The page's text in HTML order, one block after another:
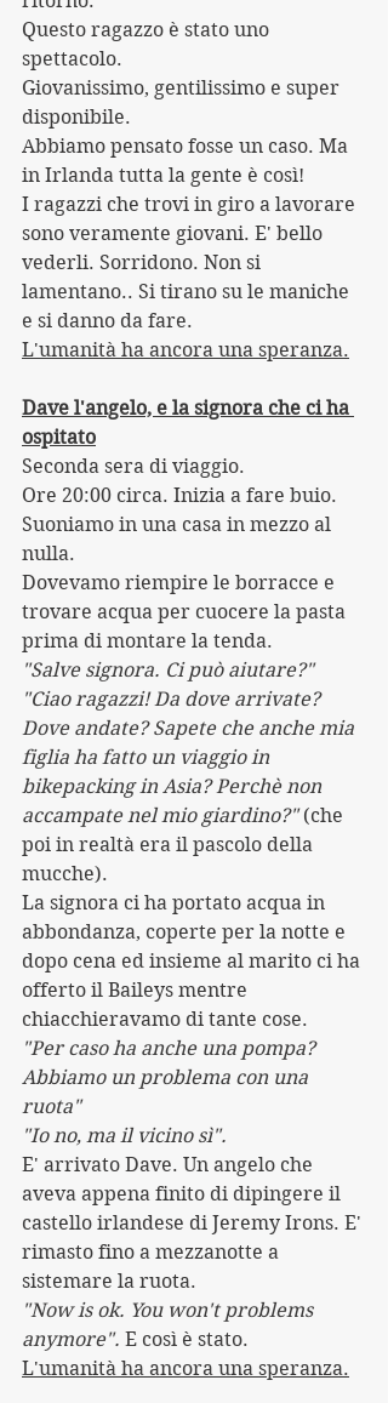
Questo ragazzo è stato uno
spettacolo.
Giovanissimo, gentilissimo e super
disponibile.
Abbiamo pensato fosse un caso. Ma
in Irlanda tutta la gente è così!
I ragazzi che trovi in giro a lavorare
sono veramente giovani. E' bello
vederli. Sorridono. Non si
lamentano.. Si tirano su le maniche
e si danno da fare.
L'umanità ha ancora una speranza.
Dave l'angelo, e la signora che ci ha
ospitato
Seconda sera di viaggio.
Ore 20:00 circa. Inizia a fare buio.
Suoniamo in una casa in mezzo al
nulla.
Dovevamo riempire le borracce e
trovare acqua per cuocere la pasta
prima di montare la tenda.
"Salve signora. Ci può aiutare?"
"Ciao ragazzi! Da dove arrivate?
Dove andate? Sapete che anche mia
figlia ha fatto un viaggio in
bikepacking in Asia? Perchè non
accampate nel mio giardino?" (che
poi in realtà era il pascolo della
mucche).
La signora ci ha portato acqua in
abbondanza, coperte per la notte e
dopo cena ed insieme al marito ci ha
offerto il Baileys mentre
chiacchieravamo di tante cose.
"Per caso ha anche una pompa?
Abbiamo un problema con una
ruota"
"Io no, ma il vicino sì".
E' arrivato Dave. Un angelo che
aveva appena finito di dipingere il
castello irlandese di Jeremy Irons. E'
rimasto fino a mezzanotte a
sistemare la ruota.
"Now is ok. You won't problems
anymore". E così è stato.
L'umanità ha ancora una speranza.